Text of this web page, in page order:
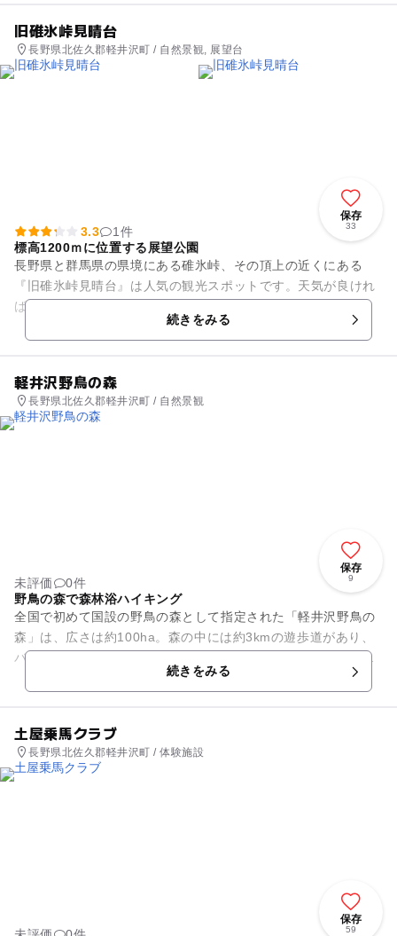
旧碓氷峠見晴台
長野県北佐久郡軽井沢町 / 自然景観, 展望台
保存
33
3.3
1件
標高1200ｍに位置する展望公園
長野県と群馬県の県境にある碓氷峠、その頂上の近くにある
『旧碓氷峠見晴台』は人気の観光スポットです。天気が良けれ
ば南アルプスや八ヶ岳・浅間山など、360度の大パノラマが楽
しめます。軽井沢観光の玄関...続きをみる
軽井沢野鳥の森
長野県北佐久郡軽井沢町 / 自然景観
保存
9
未評価
0件
野鳥の森で森林浴ハイキング
全国で初めて国設の野鳥の森として指定された「軽井沢野鳥の
森」は、広さは約100ha。森の中には約3kmの遊歩道があり、
バードウォッチングしながら自由に散策することができます。
続きをみる
土屋乗馬クラブ
長野県北佐久郡軽井沢町 / 体験施設
保存
59